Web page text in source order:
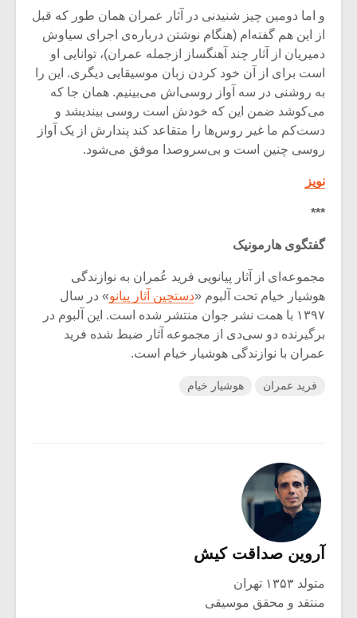
و اما دومین چیز شنیدنی در آثار عمران همان طور که قبل
از این هم گفته‌ام (هنگام نوشتن درباره‌ی اجرای سیاوش
دمیریان از آثار چند آهنگساز ازجمله عمران)، توانایی او
است برای از آن خود کردن زبان موسیقایی دیگری. این را
به روشنی در سه آواز روسی‌اش می‌بینیم. همان جا که
می‌کوشد ضمن این که خودش است روسی بیندیشد و
دست‌کم ما غیر روس‌ها را متقاعد کند پندارش از یک آواز
روسی چنین است و بی‌سروصدا موفق می‌شود.
نویز
***
گفتگوی هارمونیک
مجموعه‌ای از آثار پیانویی فرید عُمران به نوازندگی
هوشیار خیام تحت آلبوم «دستچین آثار پیانو» در سال
۱۳۹۷ با همت نشر جوان منتشر شده است. این آلبوم در
برگیرنده دو سی‌دی از مجموعه آثار ضبط شده فرید
عمران با نوازندگی هوشیار خیام است.
فرید عمران هوشیار خیام
آروین صداقت کیش
متولد ۱۳۵۳ تهران
منتقد و محقق موسیقی